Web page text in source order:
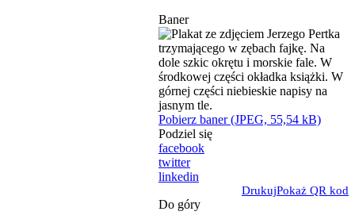
Baner
Pobierz baner (JPEG, 55,54 kB)
Podziel się
facebook
twitter
linkedin
DrukujPokaż QR kod
Do góry